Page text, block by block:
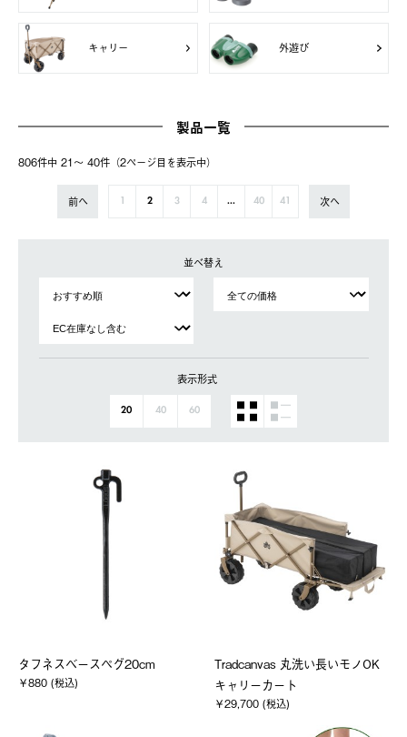
キャリー 外遊び
製品一覧
806件中 21〜 40件（2ページ⽬を表⽰中）
前へ 2 3 4 ... 40 41 次へ
並べ替え
表示形式
20 40 60
タフネスベースペグ20cm
￥880 (税込)
Tradcanvas 丸洗い長いモノOK
キャリーカート
￥29,700 (税込)